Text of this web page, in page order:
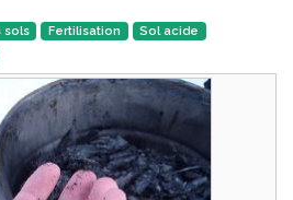
sols Fertilisation
Sol acide